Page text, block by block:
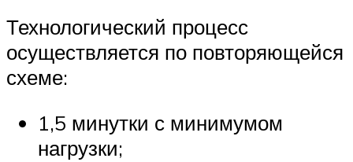
Технологический процесс
осуществляется по повторяющейся
схеме:
1,5 минутки с минимумом
нагрузки;